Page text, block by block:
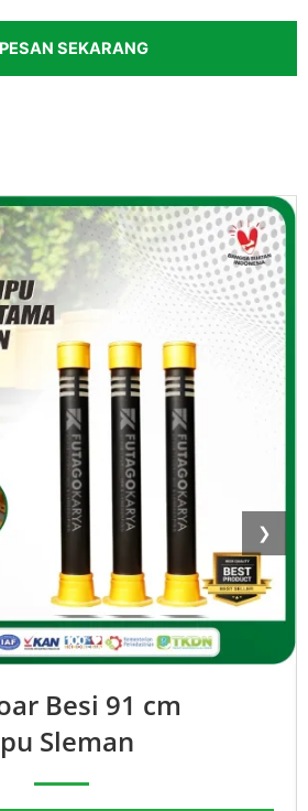
PESAN SEKARANG
❯
Besi 91 cm
Sleman